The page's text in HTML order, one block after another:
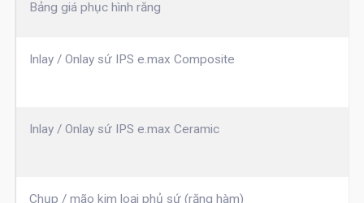
Bảng giá phục hình răng
Inlay / Onlay sứ IPS e.max Composite
Inlay / Onlay sứ IPS e.max Ceramic
Chụp / mão kim loại phủ sứ (răng hàm)